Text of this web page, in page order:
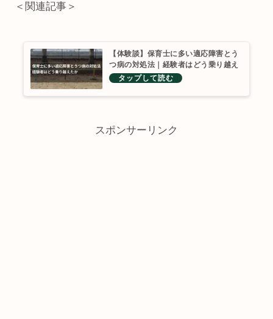
＜関連記事＞
【体験談】保育士に多い適応障害とう
つ病の対処法｜経験者はどう乗り越え
たか
スポンサーリンク